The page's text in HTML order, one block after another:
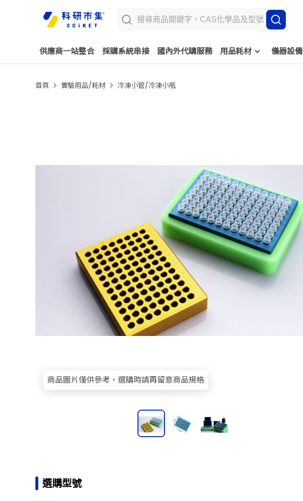
供應商一站整合 採購系統串接 國內外代購服務 用品耗材 儀器設備
首頁 實驗用品/耗材 冷凍小管/冷凍小瓶
商品圖片僅供參考，選購時請再留意商品規格
選購型號